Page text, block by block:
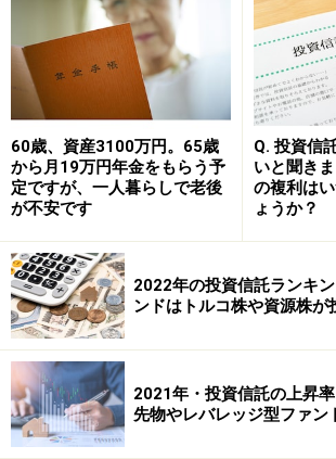
S&P社、ムーディーズ社による代表的な格
は"債務を履行する可能性が極めて高い”、
履行能力は十分だが、上位の格付けに比べ
を受けやすい”、CCCは”債務不履行になる可
に至っては”破産法に基づく申請を行って
いは続けている”ところまで信用力が低下す
60歳、資産3100万円。65歳
から月19万円年金をもらう予
定ですが、一人暮らしで老後
が不安です
Q. 投資信
いと聞き
の複利は
ょうか？
2022年の投資信託ランキ
ンドはトルコ株や資源株が
2021年・投資信託の上昇
先物やレバレッジ型ファン